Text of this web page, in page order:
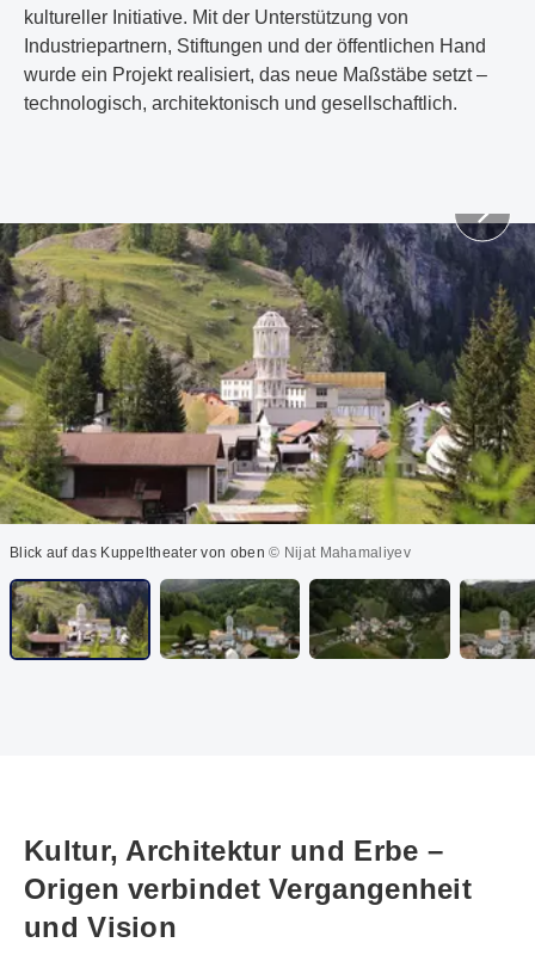
kultureller Initiative. Mit der Unterstützung von
Industriepartnern, Stiftungen und der öffentlichen Hand
wurde ein Projekt realisiert, das neue Maßstäbe setzt –
technologisch, architektonisch und gesellschaftlich.
Blick auf das Kuppeltheater von oben © Nijat Mahamaliyev
Kultur, Architektur und Erbe –
Origen verbindet Vergangenheit
und Vision